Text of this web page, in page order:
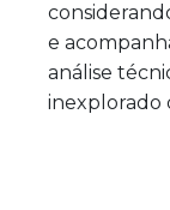
e
análise
inexplorado